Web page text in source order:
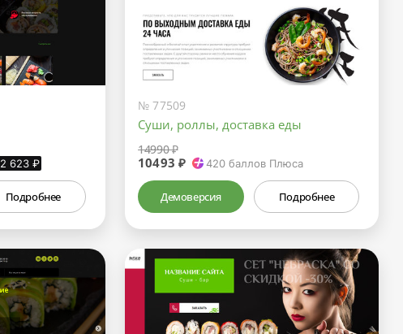
2 623 ₽
Подробнее
№ 77509
Суши, роллы, доставка еды
14990 ₽
10493 ₽ 420 баллов Плюса
Демоверсия Подробнее